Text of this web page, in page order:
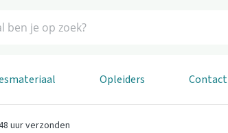
Opleiders Contact
uur verzonden